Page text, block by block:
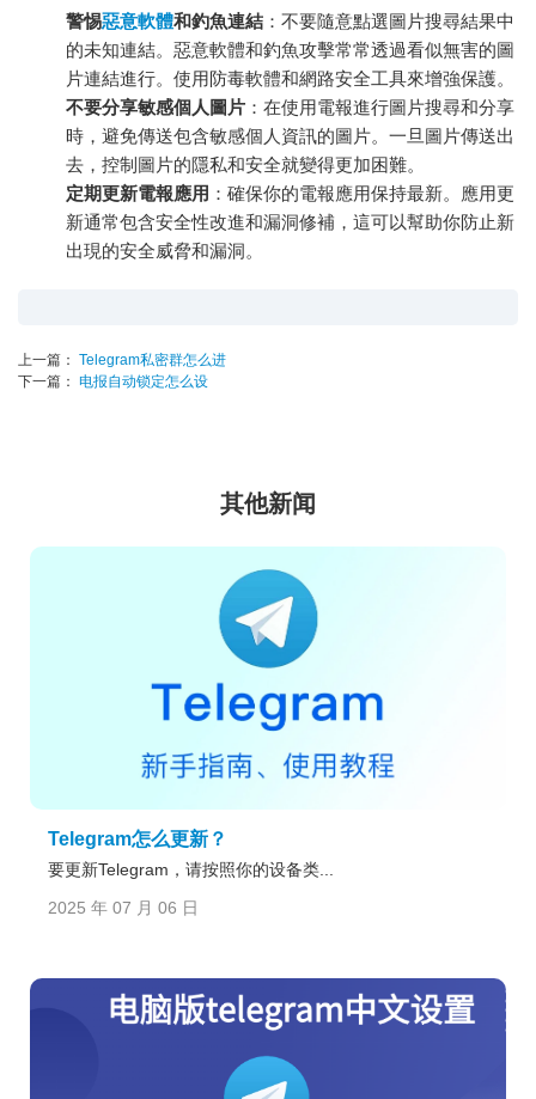
警惕惡意軟體和釣魚連結 ：不要隨意點選圖片搜尋結果中
的未知連結。惡意軟體和釣魚攻擊常常透過看似無害的圖
片連結進行。使用防毒軟體和網路安全工具來增強保護。
不要分享敏感個人圖片 ：在使用電報進行圖片搜尋和分享
時，避免傳送包含敏感個人資訊的圖片。一旦圖片傳送出
去，控制圖片的隱私和安全就變得更加困難。
定期更新電報應用 ：確保你的電報應用保持最新。應用更
新通常包含安全性改進和漏洞修補，這可以幫助你防止新
出現的安全威脅和漏洞。
上一篇： Telegram私密群怎么进
下一篇： 电报自动锁定怎么设
其他新闻
Telegram怎么更新？
要更新Telegram，请按照你的设备类...
2025 年 07 月 06 日